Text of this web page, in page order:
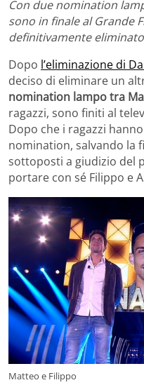
Con due nomination
sono in finale al Grande
definitivamente
Dopo l’eliminazione di
deciso di eliminare un
nomination lampo tra
ragazzi, sono finiti al
Dopo che i ragazzi
nomination, salvando la
sottoposti a giudizio del
portare con sé Filippo e
Matteo e Filippo